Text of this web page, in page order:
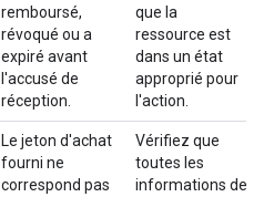
remboursé,
révoqué ou a
expiré avant
l'accusé de
réception.
que la
ressource est
dans un état
approprié pour
l'action.
Le jeton d'achat
fourni ne
correspond pas
Vérifiez que
toutes les
informations de